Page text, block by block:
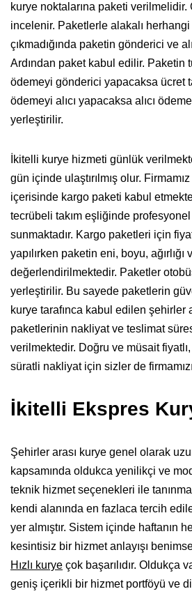
kurye noktalarına paketi
incelenir. Paketlerle alakalı herhangi
çıkmadığında paketin gönderici ve
Ardından paket kabul edilir. Paketin
ödemeyi gönderici yapacaksa ücret
ödemeyi alıcı yapacaksa alıcı
yerleştirilir.
İkitelli kurye hizmeti günlük
gün içinde ulaştırılmış olur.
içerisinde kargo paketi kabul
tecrübeli takım eşliğinde
sunmaktadır. Kargo paketleri için
yapılırken paketin eni, boyu, ağırlığı
değerlendirilmektedir. Paketler
yerleştirilir. Bu sayede paketlerin
kurye tarafınca kabul edilen şehirler
paketlerinin nakliyat ve teslimat
verilmektedir. Doğru ve müsait
süratli nakliyat için sizler de
İkitelli Ekspres
Şehirler arası kurye genel olarak
kapsamında oldukca yenilikçi ve
teknik hizmet seçenekleri ile
kendi alanında en fazlaca tercih
yer almıştır. Sistem içinde haftanın
kesintisiz bir hizmet anlayışı
Hızlı kurye çok başarılıdır. Oldukça
geniş içerikli bir hizmet portföyü ve